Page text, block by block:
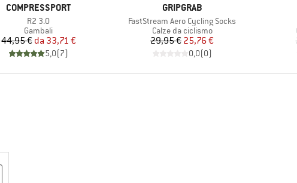
MARCHIO
COMPRESSPORT
Articolo
R2 3.0
Gruppo di prodotti
Gambali
Prezzo
44,95 € Prezzo ridotto
da 33,71 €
5,0(7)
MARCHIO
GRIPGRAB
Articolo
FastStream Aero Cycling Socks
Gruppo di prodotti
Calze da ciclismo
Prezzo
29,95 €Prezzo ridotto
25,76 €
0,0(0)